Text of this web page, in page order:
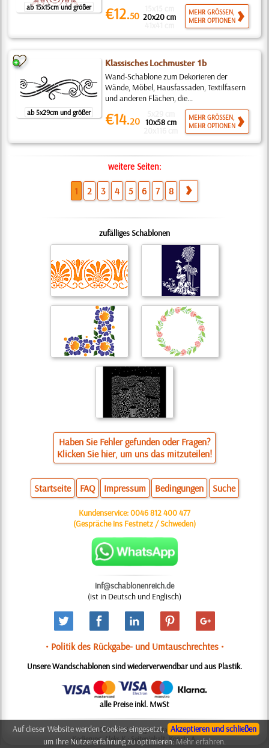
ab 15x15cm und größer €12.50 20x20 cm
MEHR GRÖSSEN,
MEHR OPTIONEN
ab 5x29cm und größer
Klassisches Lochmuster 1b
Wand-Schablone zum Dekorieren der
Wände, Möbel, Hausfassaden, Textilfasern
und anderen Flächen, die...
€14.20 10x58 cm
MEHR GRÖSSEN,
MEHR OPTIONEN
weitere Seiten:
1 2 3 4 5 6 7 8
zufälliges Schablonen
Haben Sie Fehler gefunden oder Fragen?
Klicken Sie hier, um uns das mitzuteilen!
Startseite FAQ Impressum Bedingungen Suche
Kundenservice:0046 812 400 477
(Gespräche ins Festnetz / Schweden)
inf@schablonenreich.de
(ist in Deutsch und Englisch)
• Politik des Rückgabe- und Umtauschrechtes •
Unsere Wandschablonen sind wiederverwendbar und aus Plastik.
alle Preise inkl. MwSt
© 2006-2025 Design: Natali M.
Kodierung: Aleks K.; Seiteninhalt: Konsta A.
Akzeptieren und schließen
Auf dieser Website werden Cookies eingesetzt,
um Ihre Nutzererfahrung zu optimieren: Mehr erfahren.